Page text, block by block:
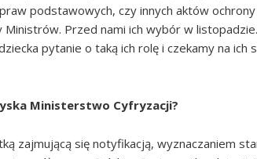
podstawowych, czy innych aktów
Ministrów. Przed nami ich wybór w
pytanie o taką ich rolę i czekamy na ich
Ministerstwo Cyfryzacji?
zajmującą się notyfikacją, wyznaczaniem